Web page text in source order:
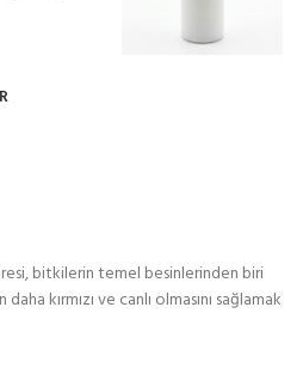
bitkilerin temel besinlerinden biri
kırmızı ve canlı olmasını sağlamak